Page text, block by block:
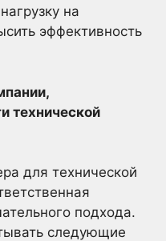
на
эффективность
технической
для технической
подхода.
следующие